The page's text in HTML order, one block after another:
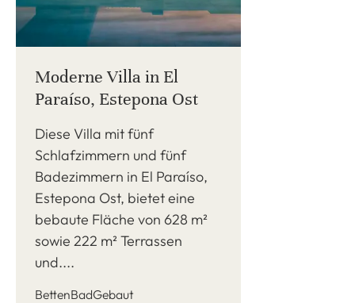
Moderne Villa in El
Paraíso, Estepona Ost
Diese Villa mit fünf
Schlafzimmern und fünf
Badezimmern in El Paraíso,
Estepona Ost, bietet eine
bebaute Fläche von 628 m²
sowie 222 m² Terrassen
und....
BettenBadGebaut